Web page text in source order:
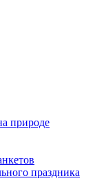
природе
праздника